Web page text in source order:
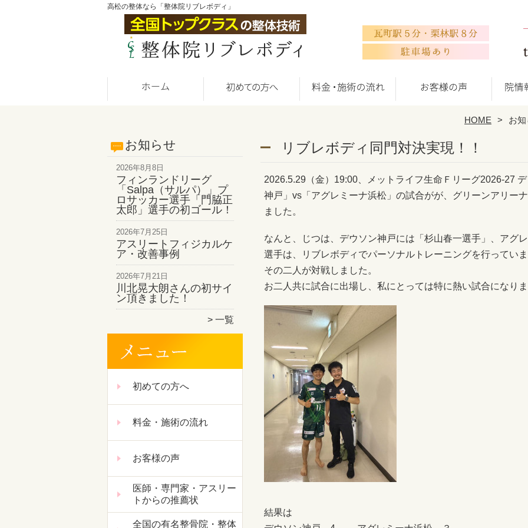
高松の整体なら「整体院リブレボディ」
HOME お
お知らせ
2026年8月8日
フィンランドリーグ
「Salpa（サルパ）」プ
ロサッカー選手「門脇正
太郎」選手の初ゴール！
2026年7月25日
アスリートフィジカルケ
ア・改善事例
2026年7月21日
川北晃大朗さんの初サイ
ン頂きました！
一覧
初めての方へ
料金・施術の流れ
お客様の声
医師・専門家・アスリー
トからの推薦状
全国の有名整骨院・整体
リブレボディ同門対決実現！！
2026.5.29（金）19:00、メットライフ生命Ｆリーグ2026-27
神戸」vs「アグレミーナ浜松」の試合がが、グリーンアリ
ました。
なんと、じつは、デウソン神戸には「杉山春一選手」、アグ
選手は、リブレボディでパーソナルトレーニングを行ってい
その二人が対戦しました。
お二人共に試合に出場し、私にとっては特に熱い試合になり
結果は